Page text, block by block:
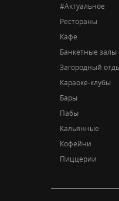
#Актуальное
Рестораны
Кафе
Банкетные залы
Загородный
Караоке-клубы
Бары
Пабы
Кальянные
Кофейни
Пиццерии